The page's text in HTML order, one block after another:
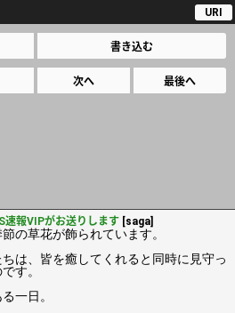
URI
書き込む
次へ 最後へ
速報VIPがお送りします [saga]
の草花が飾られています。
は、皆を癒してくれると同時に見守っ
す。
一日。